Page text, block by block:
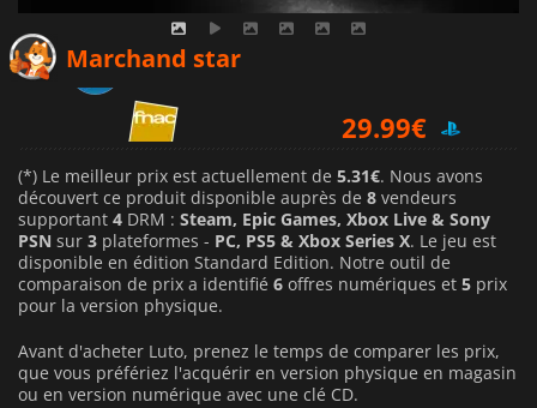
Marchand star
29.99€
29.99€
(*) Le meilleur prix est actuellement de 5.31€. Nous avons
découvert ce produit disponible auprès de 8 vendeurs
supportant 4 DRM : Steam, Epic Games, Xbox Live & Sony
PSN sur 3 plateformes - PC, PS5 & Xbox Series X. Le jeu est
disponible en édition Standard Edition. Notre outil de
comparaison de prix a identifié 6 offres numériques et 5 prix
pour la version physique.
Avant d'acheter Luto, prenez le temps de comparer les prix,
que vous préfériez l'acquérir en version physique en magasin
ou en version numérique avec une clé CD.